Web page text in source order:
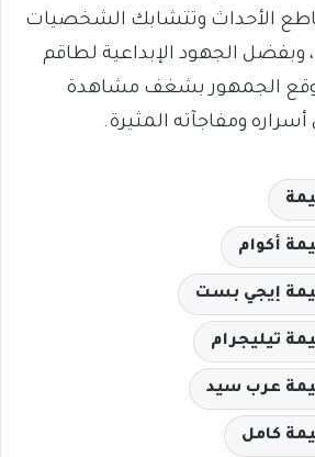
الأحداث وتتشابك الشخصيات
وبفضل الجهود الإبداعية لطاقم
الجمهور بشغف مشاهدة
ومفاجآته المثيرة.
أكوام
إيجي بست
تيليجرام
عرب سيد
كامل